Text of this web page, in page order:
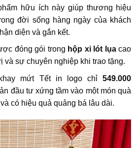
hữu ích này giúp thương hiệu
đời sống hàng ngày của khách
diện và gắn kết.
đóng gói trong hộp xi lót lụacao
và sự chuyên nghiệp khi trao tặng.
mứt Tết in logo chỉ549.000
đầu tư xứng tầm vào một món quà
có hiệu quả quảng bá lâu dài.